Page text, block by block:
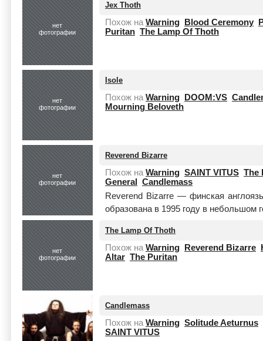
нет
фотографии
Jex Thoth
Похож на Warning Blood Ceremony
Puritan The Lamp Of Thoth
нет
фотографии
Isole
Похож на Warning DOOM:VS
Mourning Beloveth
нет
фотографии
Reverend Bizarre
Похож на Warning SAINT VITUS The
General
Candlemass
Reverend Bizarre — финская
образована в 1995 году в небольшом
нет
фотографии
The Lamp Of Thoth
Похож на Warning Reverend Bizarre
Altar The Puritan
Candlemass
Похож на Warning Solitude Aeturnus
SAINT VITUS